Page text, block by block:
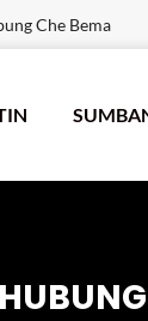
Che Bema